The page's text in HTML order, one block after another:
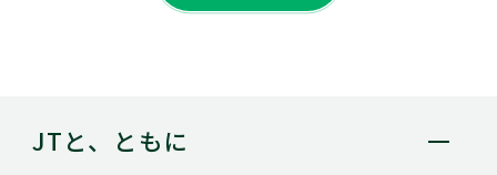
JTと、ともに